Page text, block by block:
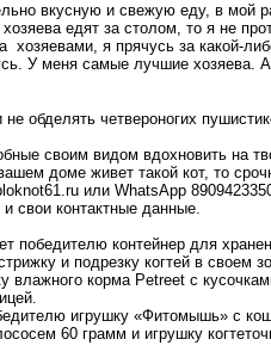
вкусную и свежую еду, в мой
едят за столом, то я не
я прячусь за какой-
У меня самые лучшие хозяева.
четвероногих
своим видом вдохновить на
доме живет такой кот, то
или WhatsApp
свои контактные данные.
победителю контейнер для
и подрезку когтей в своем
влажного корма Petreet с
игрушку «Фитомышь» с
60 грамм и игрушку